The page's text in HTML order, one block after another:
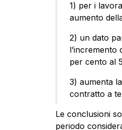
1) per i
aumento
2) un dato
l’incremento
per cento al
3) aumenta
contratto a
Le conclusioni
periodo